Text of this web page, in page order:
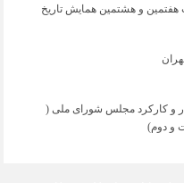
و هشتمین همایش تاریخ
و کارکرد مجلس شورای ملی (
و دوم)‏